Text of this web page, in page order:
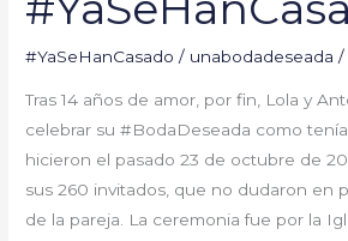
#YaSeHanCasado / unabodadeseada
Tras 14 años de amor, por fin, Lola y
celebrar su #BodaDeseada como
hicieron el pasado 23 de octubre de
sus 260 invitados, que no dudaron en
de la pareja. La ceremonia fue por la